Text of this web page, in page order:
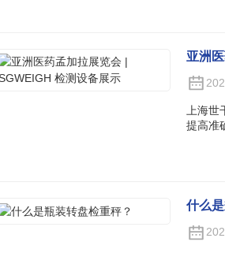
亚洲
上海
提高准
什么